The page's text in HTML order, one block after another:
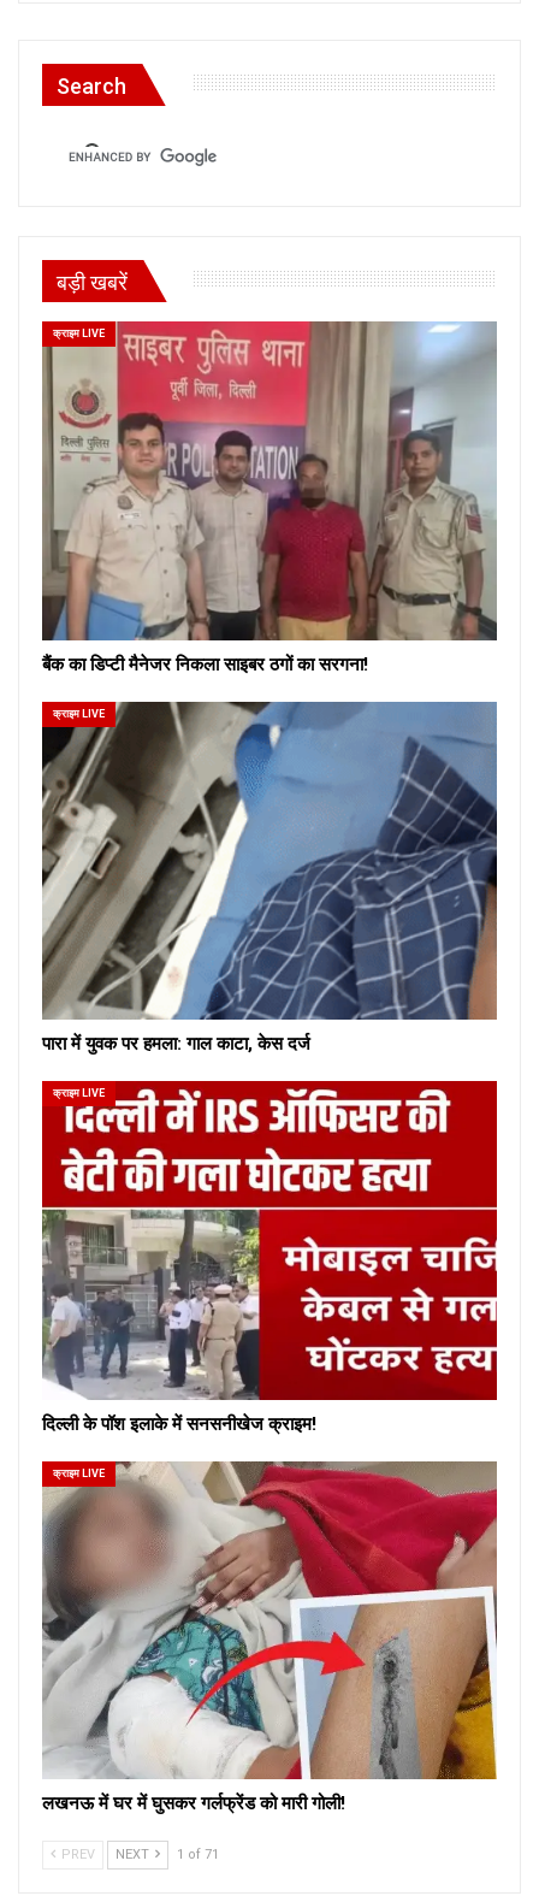
Search
बड़ी खबरें
क्राइम LIVE
बैंक का डिप्टी मैनेजर निकला साइबर ठगों का सरगना!
क्राइम LIVE
पारा में युवक पर हमला: गाल काटा, केस दर्ज
क्राइम LIVE
दिल्ली के पॉश इलाके में सनसनीखेज क्राइम!
क्राइम LIVE
लखनऊ में घर में घुसकर गर्लफ्रेंड को मारी गोली!
PREV NEXT 1 of 71